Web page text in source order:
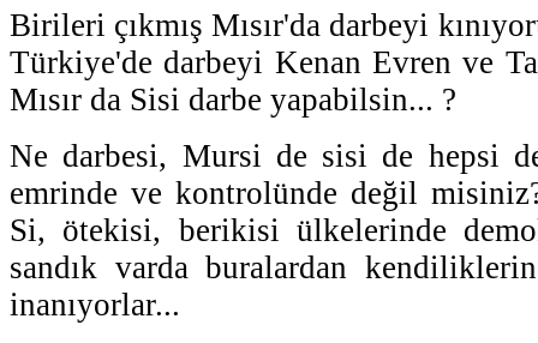
Birileri çıkmış Mısır'da darbeyi
Türkiye'de darbeyi Kenan Evren ve
Mısır da Sisi darbe yapabilsin... ?
Ne darbesi, Mursi de sisi de hepsi
emrinde ve kontrolünde değil
Si, ötekisi, berikisi ülkelerinde
sandık varda buralardan
inanıyorlar...